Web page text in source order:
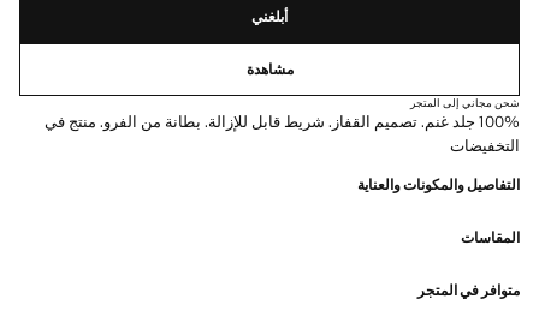
أبلغني
مشاهدة
شحن مجاني إلى المتجر
100% جلد غنم. تصميم القفاز. شريط قابل للإزالة. بطانة من الفرو. منتج في
التخفيضات
التفاصيل والمكونات والعناية
المقاسات
متوافر في المتجر